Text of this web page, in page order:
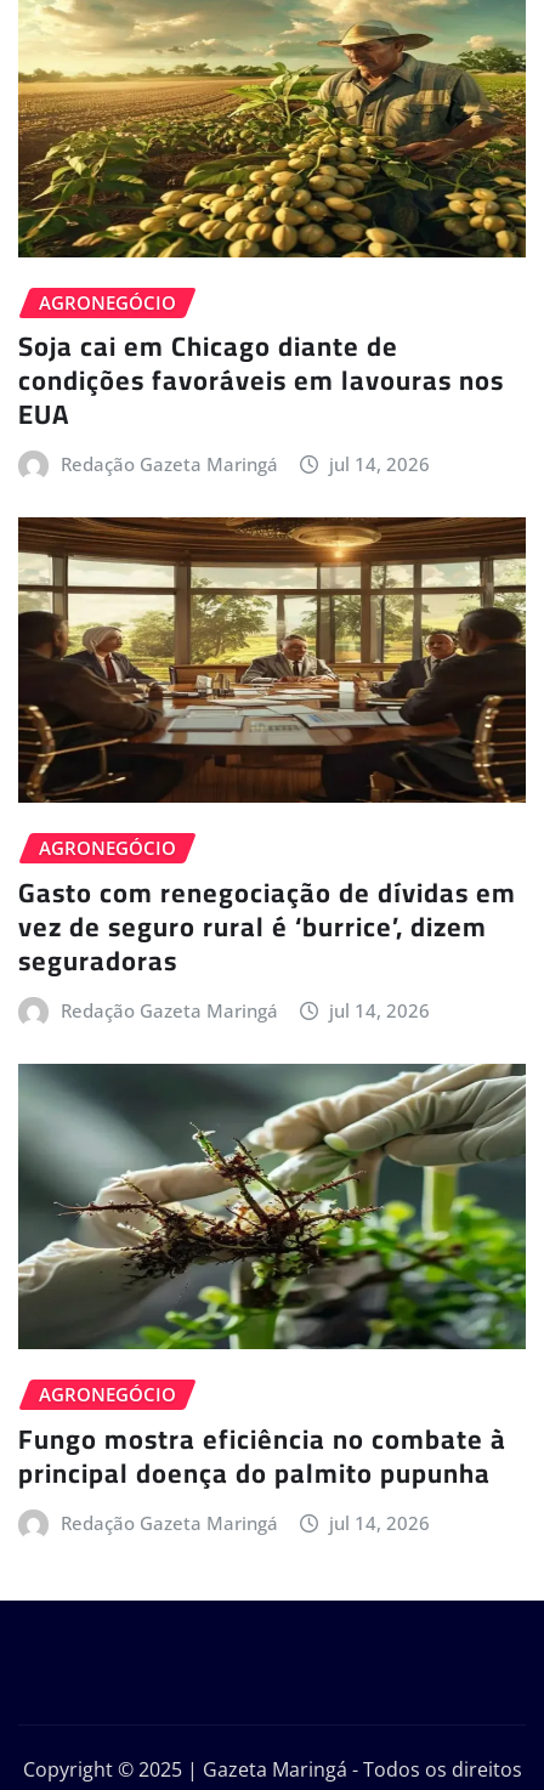
AGRONEGÓCIO
Soja cai em Chicago diante de
condições favoráveis em lavouras nos
EUA
Redação Gazeta Maringá jul 14, 2026
AGRONEGÓCIO
Gasto com renegociação de dívidas em
vez de seguro rural é ‘burrice’, dizem
seguradoras
Redação Gazeta Maringá jul 14, 2026
AGRONEGÓCIO
Fungo mostra eficiência no combate à
principal doença do palmito pupunha
Redação Gazeta Maringá jul 14, 2026
Copyright © 2025 | Gazeta Maringá - Todos os direitos